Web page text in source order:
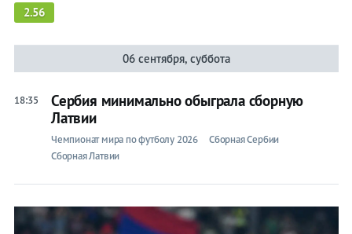
2.56
06 сентября, суббота
18:35
Сербия минимально обыграла сборную
Латвии
Чемпионат мира по футболу 2026
Сборная Сербии
Сборная Латвии